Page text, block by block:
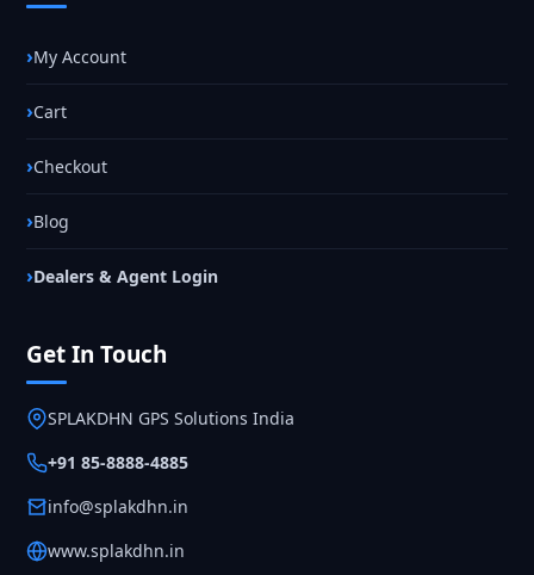
My Account
Cart
Checkout
Blog
Dealers & Agent Login
Get In Touch
SPLAKDHN GPS Solutions India
+91 85-8888-4885
info@splakdhn.in
www.splakdhn.in